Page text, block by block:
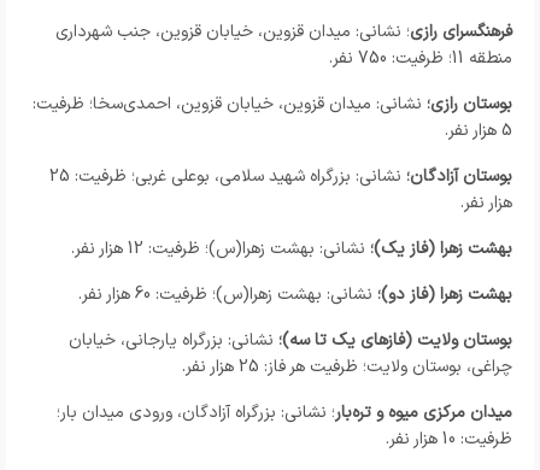
فرهنگسرای رازی؛ نشانی: میدان قزوین، خیابان قزوین، جنب شهرداری
منطقه 11؛ ظرفیت: 750 نفر.
بوستان رازی؛ نشانی: میدان قزوین، خیابان قزوین، احمدی‌سخا؛ ظرفیت:
5 هزار نفر.
بوستان آزادگان؛
نشانی: بزرگراه شهید سلامی، بوعلی غربی؛ ظرفیت: 25
هزار نفر.
بهشت زهرا (فاز یک)؛ نشانی: بهشت زهرا(س)؛ ظرفیت: 12 هزار نفر.
بهشت زهرا (فاز دو)؛ نشانی: بهشت زهرا(س)؛ ظرفیت: 60 هزار نفر.
بوستان ولایت (فازهای یک تا سه)؛ نشانی: بزرگراه یارجانی، خیابان
چراغی، بوستان ولایت؛ ظرفیت هر فاز: 25 هزار نفر.
میدان مرکزی میوه و تره‌بار؛ نشانی: بزرگراه آزادگان، ورودی میدان بار؛
ظرفیت: 10 هزار نفر.